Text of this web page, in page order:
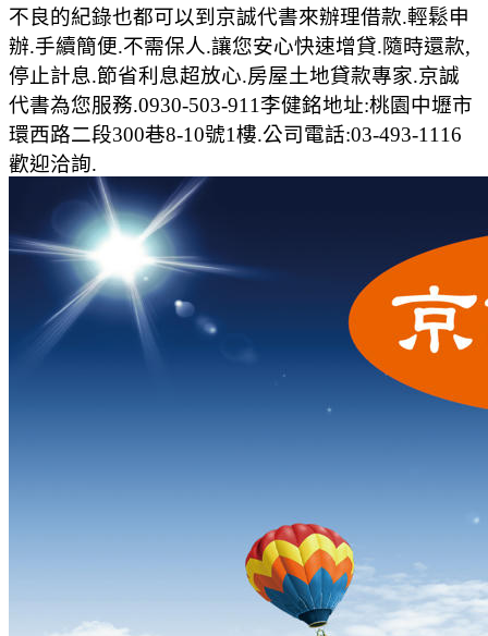
不良的紀錄也都可以到京誠代書來辦理借款.輕鬆申
辦.手續簡便.不需保人.讓您安心快速增貸.隨時還款,
停止計息.節省利息超放心.房屋土地貸款專家.京誠
代書為您服務.0930-503-911李健銘地址:桃園中壢市
環西路二段300巷8-10號1樓.公司電話:03-493-1116
歡迎洽詢.